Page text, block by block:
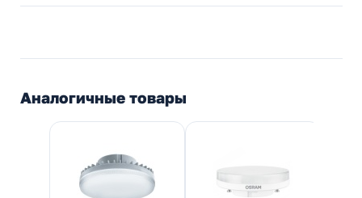
Аналогичные товары